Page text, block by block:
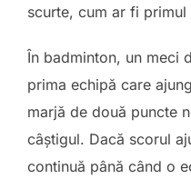
scurte, cum ar fi
În badminton, un meci
prima echipă care
marjă de două puncte
câștigul. Dacă scorul
continuă până când o